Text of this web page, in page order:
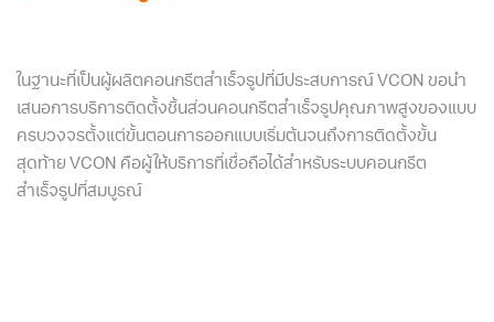
ในฐานะที่เป็นผู้ผลิตคอนกรีตสำเร็จรูปที่มีประสบการณ์ VCON ขอนำ
เสนอการบริการติดตั้งชิ้นส่วนคอนกรีตสำเร็จรูปคุณภาพสูงของแบบ
ครบวงจรตั้งแต่ขั้นตอนการออกแบบเริ่มต้นจนถึงการติดตั้งขั้น
สุดท้าย VCON คือผู้ให้บริการที่เชื่อถือได้สำหรับระบบคอนกรีต
สำเร็จรูปที่สมบูรณ์